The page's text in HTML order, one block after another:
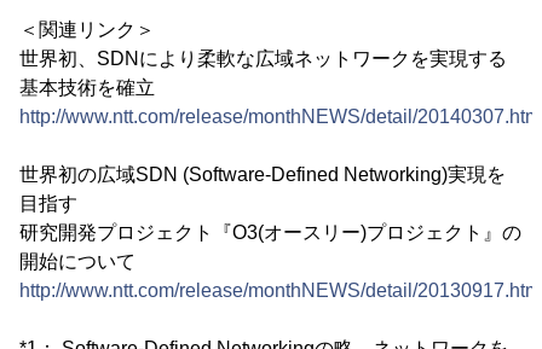
＜関連リンク＞
世界初、SDNにより柔軟な広域ネットワークを実現する
基本技術を確立
http://www.ntt.com/release/monthNEWS/detail/
世界初の広域SDN (Software-Defined Networking)実現を
目指す
研究開発プロジェクト『O3(オースリー)プロジェクト』の
開始について
http://www.ntt.com/release/monthNEWS/detail/